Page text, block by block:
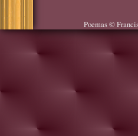
Poemas ©